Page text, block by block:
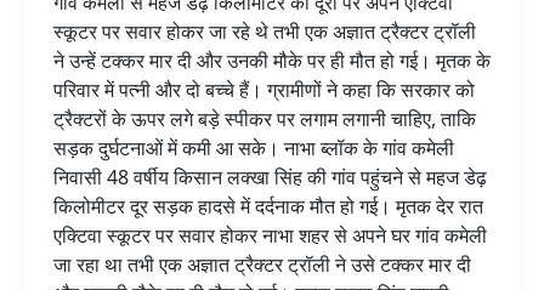
स्कूटर पर सवार होकर जा रहे थे तभी एक अज्ञात ट्रैक्टर ट्रॉली
ने उन्हें टक्कर मार दी और उनकी मौके पर ही मौत हो गई। मृतक के
परिवार में पत्नी और दो बच्चे हैं। ग्रामीणों ने कहा कि सरकार को
ट्रैक्टरों के ऊपर लगे बड़े स्पीकर पर लगाम लगानी चाहिए, ताकि
सड़क दुर्घटनाओं में कमी आ सके। नाभा ब्लॉक के गांव कमेली
निवासी 48 वर्षीय किसान लक्खा सिंह की गांव पहुंचने से महज डेढ़
किलोमीटर दूर सड़क हादसे में दर्दनाक मौत हो गई। मृतक देर रात
एक्टिवा स्कूटर पर सवार होकर नाभा शहर से अपने घर गांव कमेली
जा रहा था तभी एक अज्ञात ट्रैक्टर ट्रॉली ने उसे टक्कर मार दी
और
दो
बच्चे